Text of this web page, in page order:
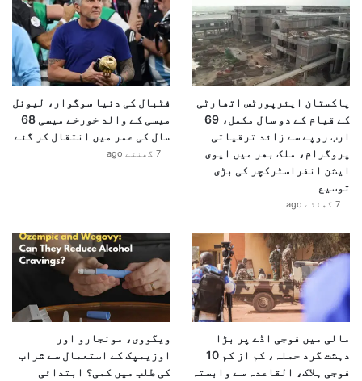
پاکستان ایئرپورٹس اتھارٹی
کے قیام کے دو سال مکمل، 69
ارب روپے سے زائد ترقیاتی
پروگرام، ملک بھر میں ایوی
ایشن انفراسٹرکچر کی بڑی
توسیع
7 گھنٹے ago
فٹبال کی دنیا سوگوار، لیونل
میسی کے والد خورخے میسی 68
سال کی عمر میں انتقال کر گئے
7 گھنٹے ago
مالی میں فوجی اڈے پر بڑا
دہشت گرد حملہ، کم از کم 10
فوجی ہلاک، القاعدہ سے وابستہ
ویگووی، مونجارو اور
اوزیمپک کے استعمال سے شراب
کی طلب میں کمی؟ ابتدائی